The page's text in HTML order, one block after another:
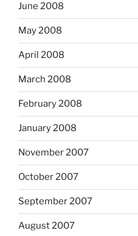
June 2008
May 2008
April 2008
March 2008
February 2008
January 2008
November 2007
October 2007
September 2007
August 2007